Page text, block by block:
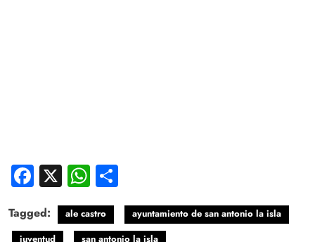
Facebook
X WhatsApp
Tagged: ale castro
ayuntamiento de san antonio la isla
juventud
san antonio la isla